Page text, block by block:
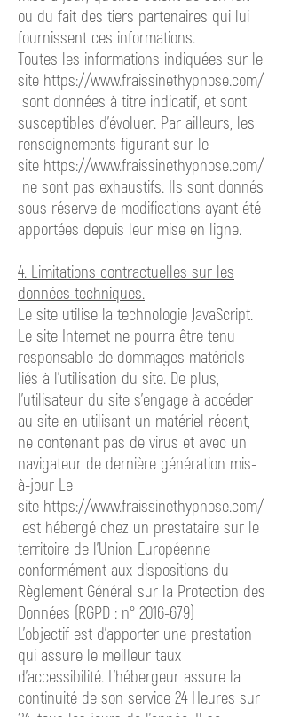
ou du fait des tiers partenaires qui lui
fournissent ces informations.
Toutes les informations indiquées sur le
site https://www.fraissinethypnose.com/
sont données à titre indicatif, et sont
susceptibles d’évoluer. Par ailleurs, les
renseignements figurant sur le
site https://www.fraissinethypnose.com/
ne sont pas exhaustifs. Ils sont donnés
sous réserve de modifications ayant été
apportées depuis leur mise en ligne.
4. Limitations contractuelles sur les
données techniques.
Le site utilise la technologie JavaScript.
Le site Internet ne pourra être tenu
responsable de dommages matériels
liés à l’utilisation du site. De plus,
l’utilisateur du site s’engage à accéder
au site en utilisant un matériel récent,
ne contenant pas de virus et avec un
navigateur de dernière génération mis-
à-jour Le
site https://www.fraissinethypnose.com/
est hébergé chez un prestataire sur le
territoire de l’Union Européenne
conformément aux dispositions du
Règlement Général sur la Protection des
Données (RGPD : n° 2016-679)
L’objectif est d’apporter une prestation
qui assure le meilleur taux
d’accessibilité. L’hébergeur assure la
continuité de son service 24 Heures sur